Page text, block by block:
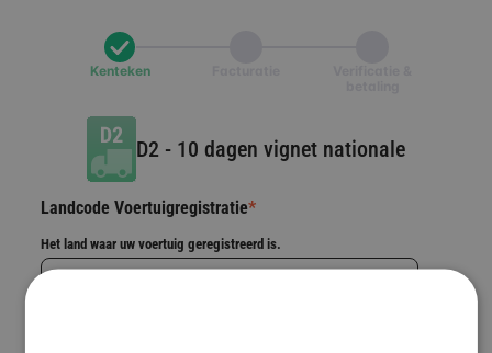
Kenteken
D2 - 10 dagen vignet nationale
Landcode Voertuigregistratie*
Het land waar uw voertuig geregistreerd is.
Selecteer een land